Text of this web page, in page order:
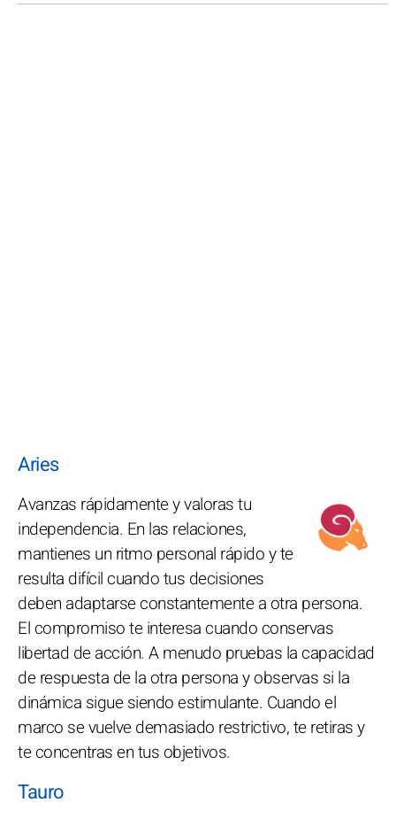
Aries
Avanzas rápidamente y valoras tu
independencia. En las relaciones,
mantienes un ritmo personal rápido y te
resulta difícil cuando tus decisiones
deben adaptarse constantemente a otra persona.
El compromiso te interesa cuando conservas
libertad de acción. A menudo pruebas la capacidad
de respuesta de la otra persona y observas si la
dinámica sigue siendo estimulante. Cuando el
marco se vuelve demasiado restrictivo, te retiras y
te concentras en tus objetivos.
Tauro